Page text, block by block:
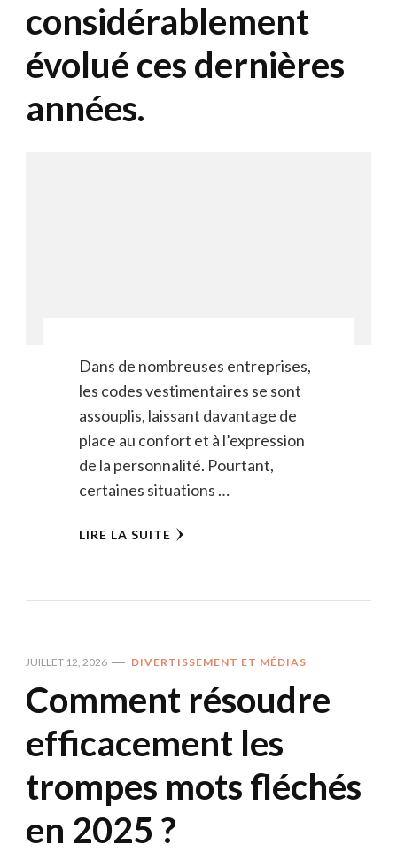
considérablement
évolué ces dernières
années.
Dans de nombreuses entreprises,
les codes vestimentaires se sont
assouplis, laissant davantage de
place au confort et à l’expression
de la personnalité. Pourtant,
certaines situations …
LIRE LA SUITE
JUILLET 12, 2026 DIVERTISSEMENT ET MÉDIAS
Comment résoudre
efficacement les
trompes mots fléchés
en 2025 ?